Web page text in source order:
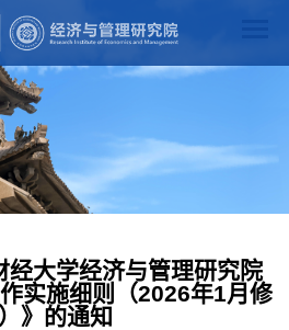
经大学经济与管理研究院
实施细则（2026年1月修
》的通知